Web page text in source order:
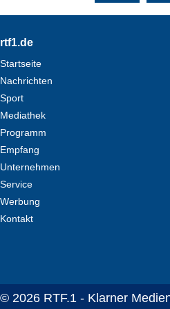
Footer
© 2026 RTF.1 - Klarner
rtf1.de
Startseite
Nachrichten
Sport
Mediathek
Programm
Empfang
Unternehmen
Service
Werbung
Kontakt